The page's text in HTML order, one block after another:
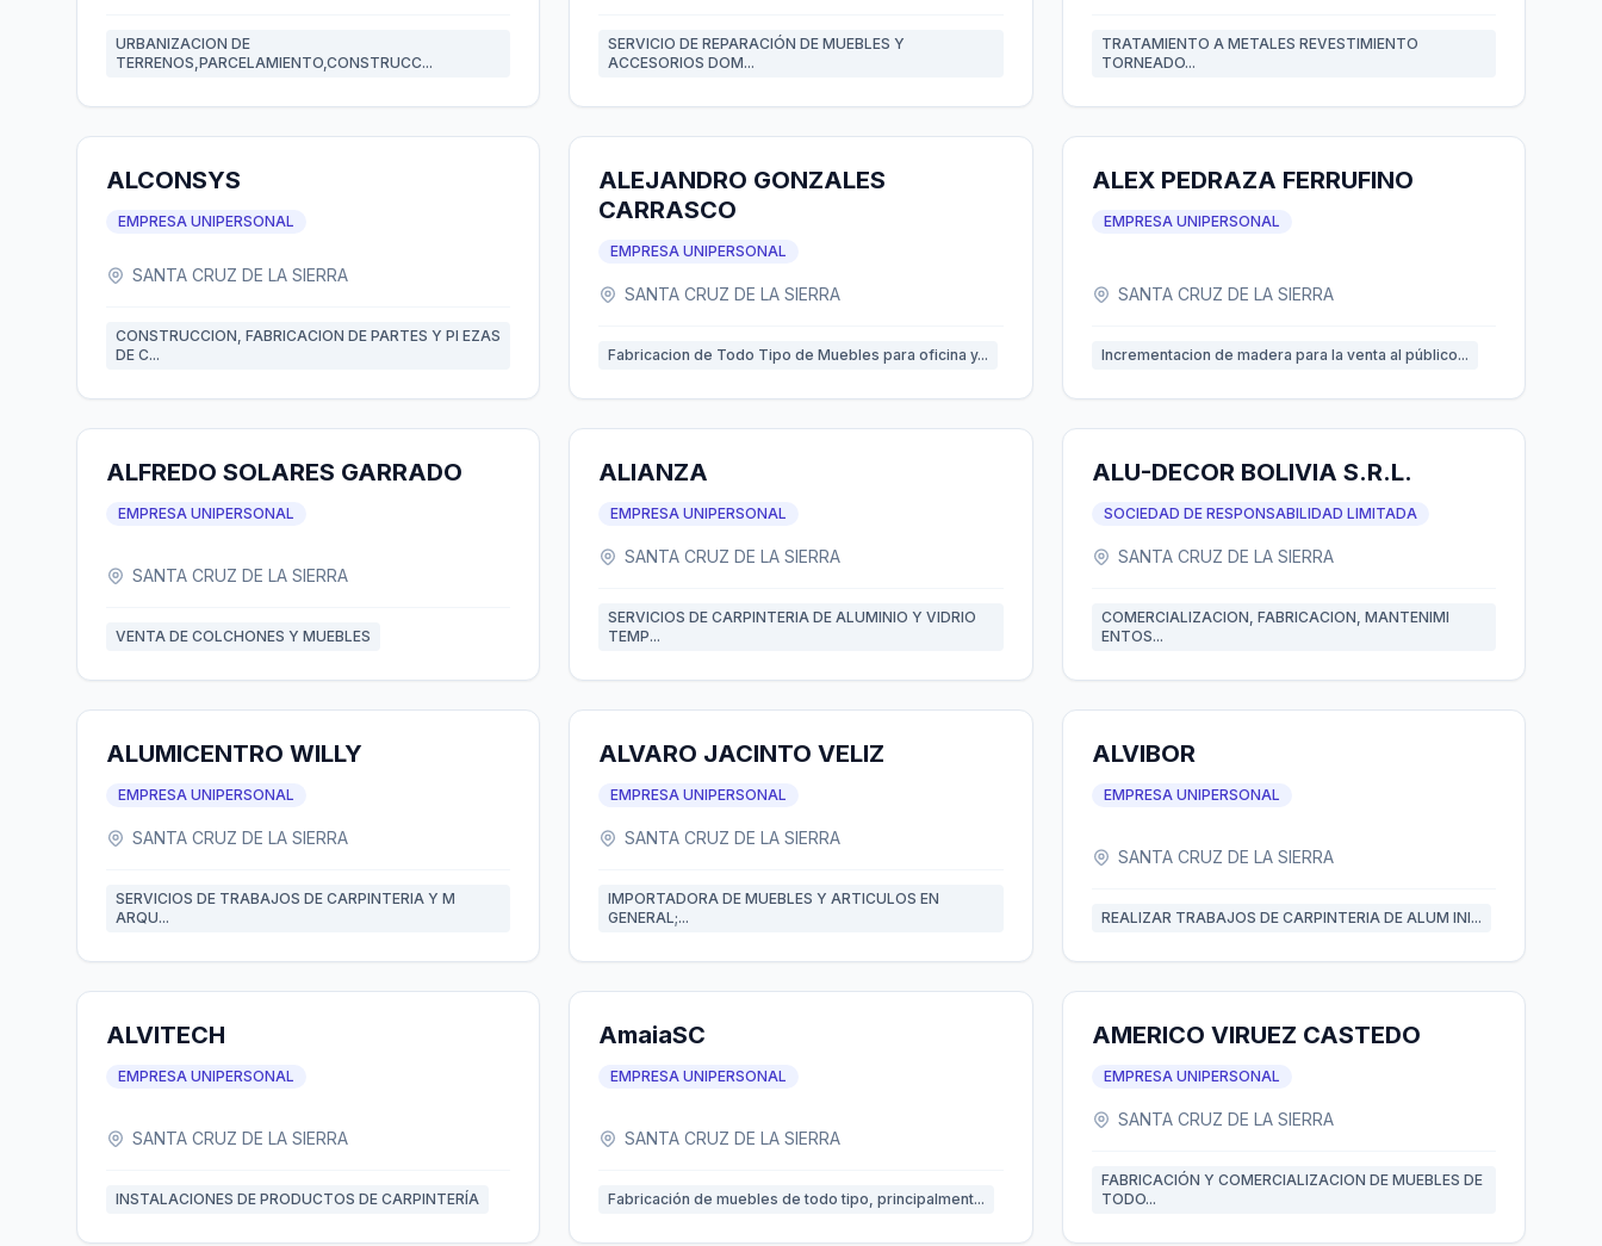
URBANIZACION DE
TERRENOS,PARCELAMIENTO,CONSTRUCC...
SERVICIO DE REPARACIÓN DE MUEBLES Y
ACCESORIOS DOM...
TRATAMIENTO A METALES REVESTIMIENTO
TORNEADO...
ALCONSYS
EMPRESA UNIPERSONAL
SANTA CRUZ DE LA SIERRA
CONSTRUCCION, FABRICACION DE PARTES Y PI EZAS
DE C...
ALEJANDRO GONZALES
CARRASCO
EMPRESA UNIPERSONAL
SANTA CRUZ DE LA SIERRA
Fabricacion de Todo Tipo de Muebles para oficina y...
ALEX PEDRAZA FERRUFINO
EMPRESA UNIPERSONAL
SANTA CRUZ DE LA SIERRA
Incrementacion de madera para la venta al público...
ALFREDO SOLARES GARRADO
EMPRESA UNIPERSONAL
SANTA CRUZ DE LA SIERRA
VENTA DE COLCHONES Y MUEBLES
ALIANZA
EMPRESA UNIPERSONAL
SANTA CRUZ DE LA SIERRA
SERVICIOS DE CARPINTERIA DE ALUMINIO Y VIDRIO
TEMP...
ALU-DECOR BOLIVIA S.R.L.
SOCIEDAD DE RESPONSABILIDAD LIMITADA
SANTA CRUZ DE LA SIERRA
COMERCIALIZACION, FABRICACION, MANTENIMI
ENTOS...
ALUMICENTRO WILLY
EMPRESA UNIPERSONAL
SANTA CRUZ DE LA SIERRA
SERVICIOS DE TRABAJOS DE CARPINTERIA Y M
ARQU...
ALVARO JACINTO VELIZ
EMPRESA UNIPERSONAL
SANTA CRUZ DE LA SIERRA
IMPORTADORA DE MUEBLES Y ARTICULOS EN
GENERAL;...
ALVIBOR
EMPRESA UNIPERSONAL
SANTA CRUZ DE LA SIERRA
REALIZAR TRABAJOS DE CARPINTERIA DE ALUM INI...
ALVITECH
EMPRESA UNIPERSONAL
SANTA CRUZ DE LA SIERRA
INSTALACIONES DE PRODUCTOS DE CARPINTERÍA
AmaiaSC
EMPRESA UNIPERSONAL
SANTA CRUZ DE LA SIERRA
Fabricación de muebles de todo tipo, principalment...
AMERICO VIRUEZ CASTEDO
EMPRESA UNIPERSONAL
SANTA CRUZ DE LA SIERRA
FABRICACIÓN Y COMERCIALIZACION DE MUEBLES DE
TODO...